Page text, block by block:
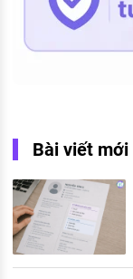
Bài viết mới